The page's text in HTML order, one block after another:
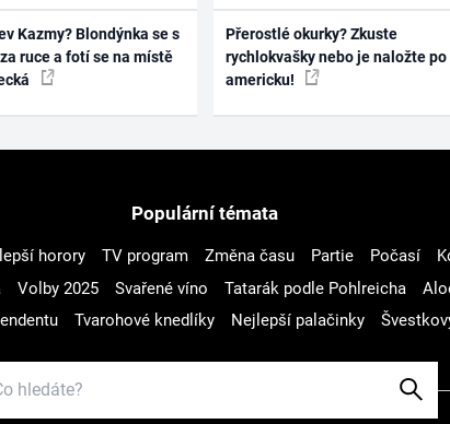
Kazmy? Blondýnka se s
ruce a fotí se na místě
Přerostlé okurky? Zkuste
rychlokvašky nebo je naložte po
americku!
Populární témata
horory TV program Změna času Partie Počasí
Volby 2025 Svařené víno Tatarák podle Pohlreicha
Tvarohové knedlíky Nejlepší palačinky